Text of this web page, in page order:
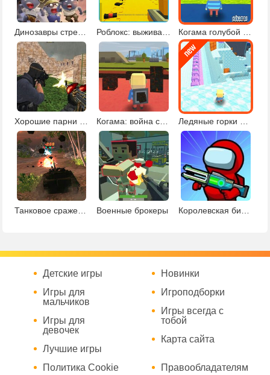
Динозавры стрелялки 2
Когама: война стихий
Танковое сражение в джунглях Военные брокеры
Детские игры
Игры для
мальчиков
Игры для
девочек
Лучшие игры
Новинки
Игроподборки
Игры всегда с
тобой
Карта сайта
Политика Cookie Правообладателям